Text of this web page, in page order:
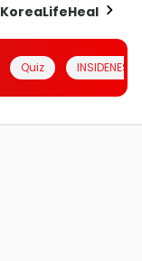
KoreaLifeHealth
Quiz INSIDENESIA